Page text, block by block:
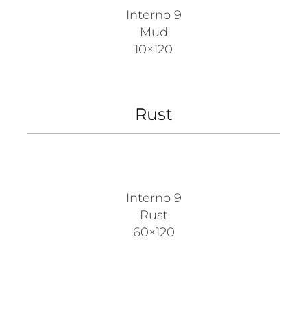
Interno 9
Mud
10×120
Rust
Interno 9
Rust
60×120